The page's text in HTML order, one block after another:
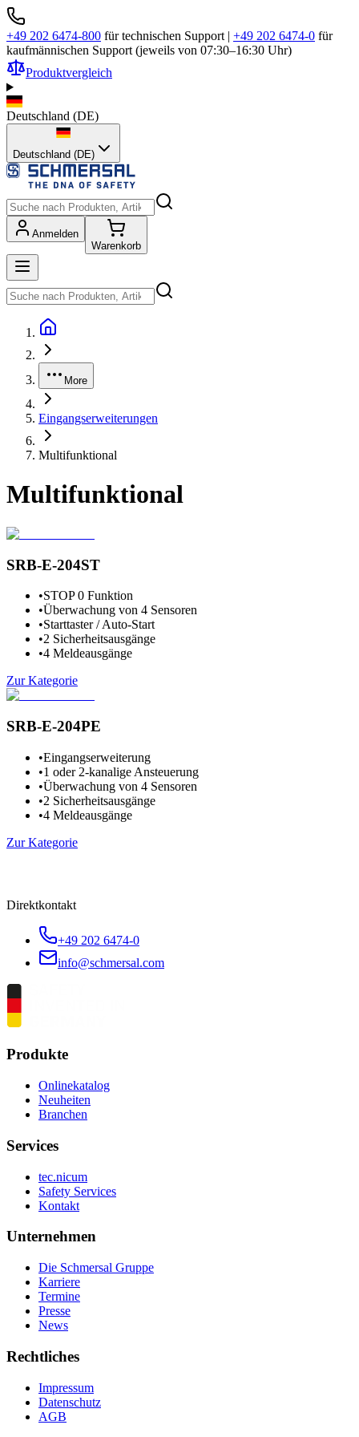
+49 202 6474-800 für technischen Support | +49 202 6474-0 für
kaufmännischen Support (jeweils von 07:30–16:30 Uhr)
Produktvergleich
Deutschland (DE)
Deutschland (DE)
Anmelden
Warenkorb
More
Eingangserweiterungen
Multifunktional
Multifunktional
SRB-E-204ST
•STOP 0 Funktion
•Überwachung von 4 Sensoren
•Starttaster / Auto-Start
•2 Sicherheitsausgänge
•4 Meldeausgänge
Zur Kategorie
SRB-E-204PE
•Eingangserweiterung
•1 oder 2-kanalige Ansteuerung
•Überwachung von 4 Sensoren
•2 Sicherheitsausgänge
•4 Meldeausgänge
Zur Kategorie
Direktkontakt
+49 202 6474-0
info@schmersal.com
Produkte
Onlinekatalog
Neuheiten
Branchen
Services
tec.nicum
Safety Services
Kontakt
Unternehmen
Die Schmersal Gruppe
Karriere
Termine
Presse
News
Rechtliches
Impressum
Datenschutz
AGB